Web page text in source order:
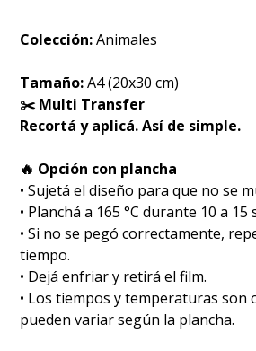
Colección:Animales
Tamaño:A4 (20x30 cm)
✂️ Multi Transfer
Recortá y aplicá. Así de simple.
🔥 Opción con plancha
• Sujetá el diseño para que no se
• Planchá a 165 °C durante 10 a 15
• Si no se pegó correctamente,
tiempo.
• Dejá enfriar y retirá el film.
• Los tiempos y temperaturas son
pueden variar según la plancha.